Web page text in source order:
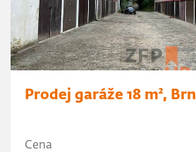
Prodej garáže 18 m²,
Cena